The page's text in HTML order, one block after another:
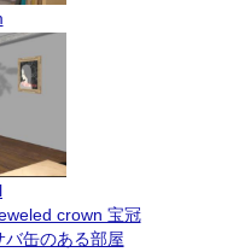
crown 宝冠
缶のある部屋